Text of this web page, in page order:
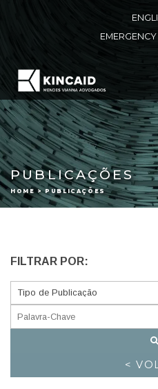
PUBLICAÇÕES
HOME > PUBLICAÇÕES
FILTRAR POR:
<